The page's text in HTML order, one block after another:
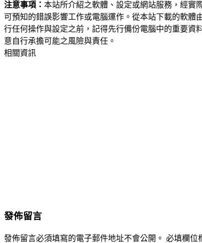
注意事項： 本站所介紹之軟體、設定或網站服務，經實
可預知的錯誤影響工作或電腦運作。從本站下載的軟體
行任何操作與設定之前，記得先行備份電腦中的重要資
意自行承擔可能之風險與責任。
相關資訊
發佈留言
發佈留言必須填寫的電子郵件地址不會公開。 必填欄位